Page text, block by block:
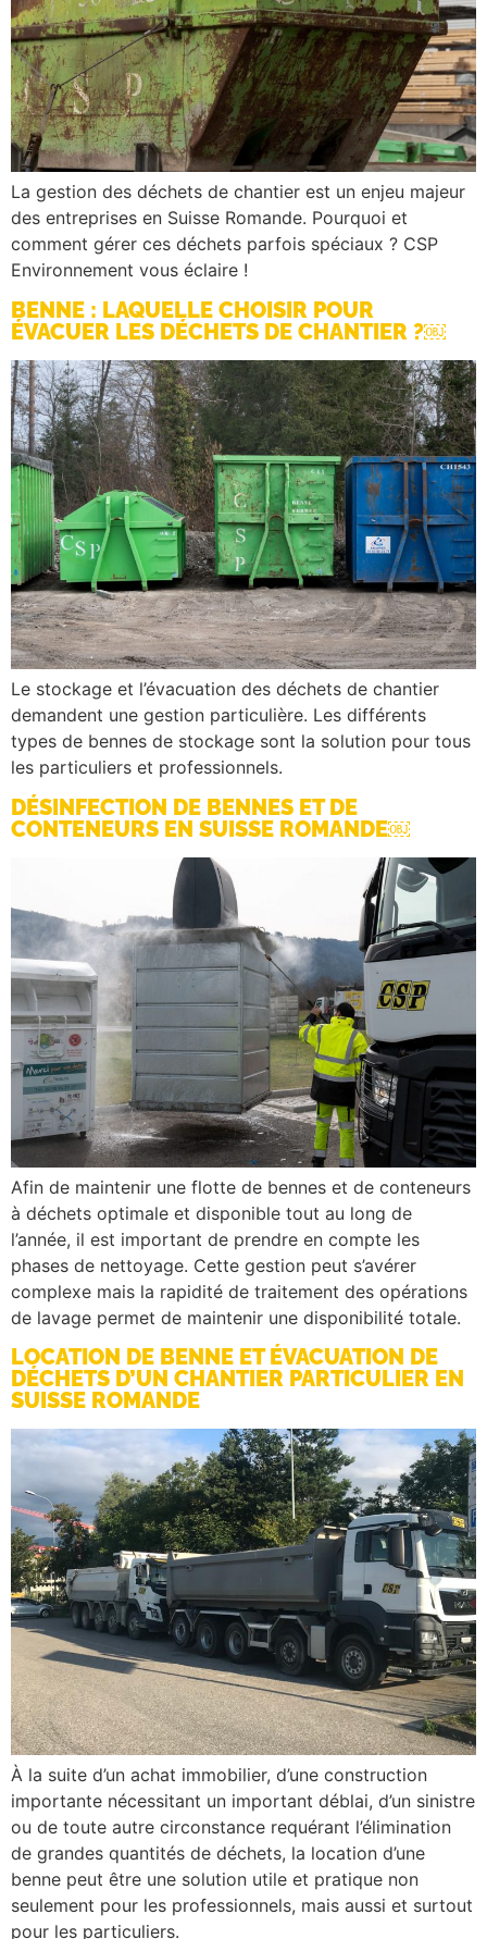
La gestion des déchets de chantier est un enjeu majeur
des entreprises en Suisse Romande. Pourquoi et
comment gérer ces déchets parfois spéciaux ? CSP
Environnement vous éclaire !
BENNE : LAQUELLE CHOISIR POUR
ÉVACUER LES DÉCHETS DE CHANTIER ?￼
Le stockage et l’évacuation des déchets de chantier
demandent une gestion particulière. Les différents
types de bennes de stockage sont la solution pour tous
les particuliers et professionnels.
DÉSINFECTION DE BENNES ET DE
CONTENEURS EN SUISSE ROMANDE￼
Afin de maintenir une flotte de bennes et de conteneurs
à déchets optimale et disponible tout au long de
l’année, il est important de prendre en compte les
phases de nettoyage. Cette gestion peut s’avérer
complexe mais la rapidité de traitement des opérations
de lavage permet de maintenir une disponibilité totale.
LOCATION DE BENNE ET ÉVACUATION DE
DÉCHETS D’UN CHANTIER PARTICULIER EN
SUISSE ROMANDE
À la suite d’un achat immobilier, d’une construction
importante nécessitant un important déblai, d’un sinistre
ou de toute autre circonstance requérant l’élimination
de grandes quantités de déchets, la location d’une
benne peut être une solution utile et pratique non
seulement pour les professionnels, mais aussi et surtout
pour les particuliers.